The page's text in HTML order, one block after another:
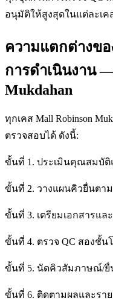
อนุมัติให้สูงสุดในแต่ละเค
ความแตกต่างข
การดำเนินงาน
Mukdahan
ทุกเคส Mall Robinson
ตรวจสอบได้ ดังนี้:
ขั้นที่ 1. ประเมินคุณสมบัติ
ขั้นที่ 2. วางแผนคิวยื่นตา
ขั้นที่ 3. เตรียมเอกสารแ
ขั้นที่ 4. ตรวจ QC สองชั้
ขั้นที่ 5. นัดคิวสัมภาษณ์/ยื่
ขั้นที่ 6. ติดตามผลและรา